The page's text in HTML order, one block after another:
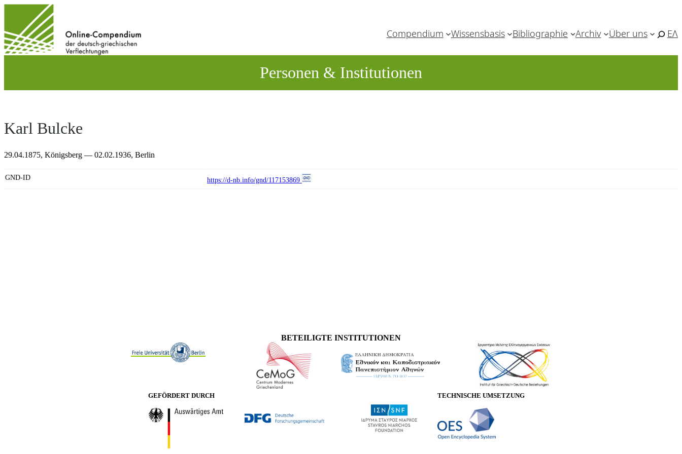
wechseln
Compendium Wissensbasis Bibliographie Archiv Über uns ΕΛ
Personen & Institutionen
Karl Bulcke
29.04.1875, Königsberg — 02.02.1936, Berlin
GND-ID https://d-nb.info/gnd/117153869
BETEILIGTE INSTITUTIONEN
GEFÖRDERT DURCH TECHNISCHE UMSETZUNG